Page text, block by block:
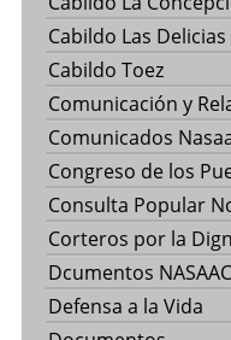
Cabildo Las Delicias
Cabildo Toez
Comunicación y
Comunicados
Congreso de los
Consulta Popular
Corteros por la
Dcumentos
Defensa a la Vida